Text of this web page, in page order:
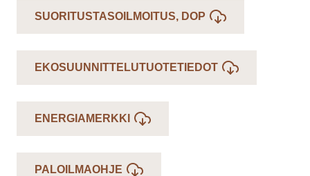
SUORITUSTASOILMOITUS, DOP
EKOSUUNNITTELUTUOTETIEDOT
ENERGIAMERKKI
PALOILMAOHJE